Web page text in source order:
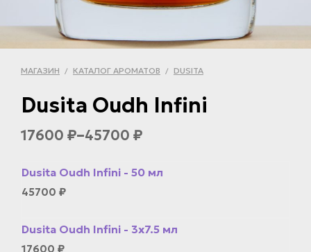
МАГАЗИН / КАТАЛОГ АРОМАТОВ / DUSITA
Dusita Oudh Infini
17600 ₽–45700 ₽
Dusita Oudh Infini - 50 мл
45700 ₽
Dusita Oudh Infini - 3x7.5 мл
17600 ₽